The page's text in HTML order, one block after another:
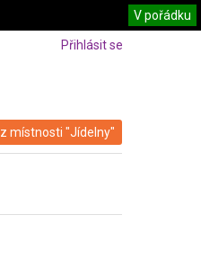
Přihlásit se
místnosti "Jídelny"
V pořádku